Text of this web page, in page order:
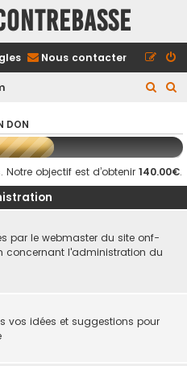
Nous contacter
h
e
c
e
c
e
DON
Notre objectif est d’obtenir 140.00€.
par le webmaster du site onf-
concernant l'administration du
vos idées et suggestions pour